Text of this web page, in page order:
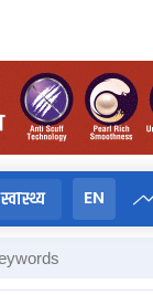
स्वास्थ्य EN